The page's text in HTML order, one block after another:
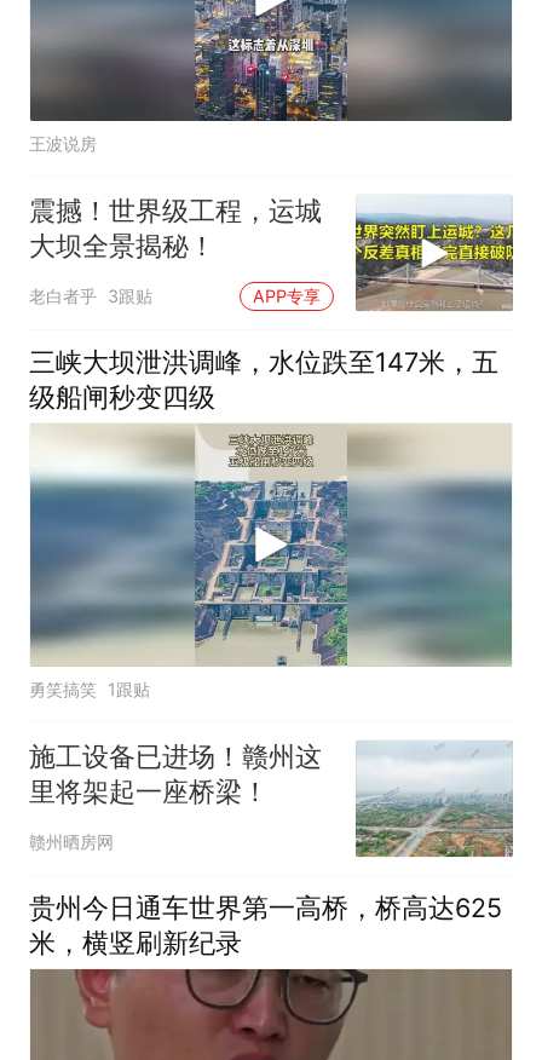
王波说房
震撼！世界级工程，运城
大坝全景揭秘！
老白者乎 3跟贴 APP专享
三峡大坝泄洪调峰，水位跌至147米，五
级船闸秒变四级
勇笑搞笑 1跟贴
施工设备已进场！赣州这
里将架起一座桥梁！
赣州晒房网
贵州今日通车世界第一高桥，桥高达625
米，横竖刷新纪录